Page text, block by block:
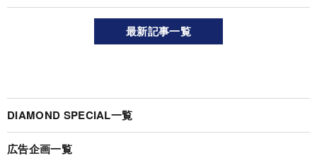
最新記事一覧
DIAMOND SPECIAL一覧
広告企画一覧